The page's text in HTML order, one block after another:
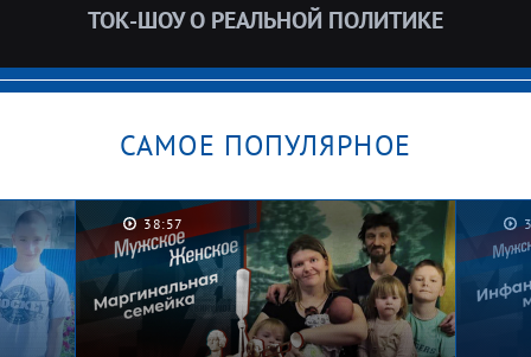
ТОК-ШОУ О РЕАЛЬНОЙ ПОЛИТИКЕ
САМОЕ ПОПУЛЯРНОЕ
38:57